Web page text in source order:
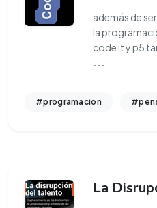
además de
la
code it y p5
...
#programacion
La